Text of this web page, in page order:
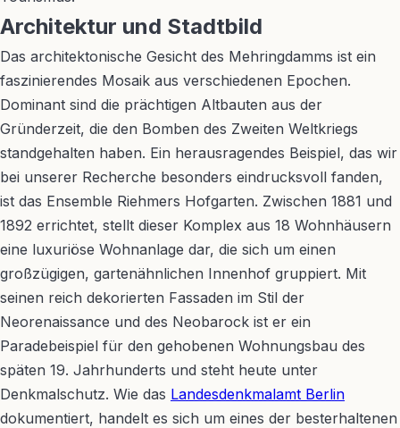
Architektur und Stadtbild
Das architektonische Gesicht des Mehringdamms ist ein
faszinierendes Mosaik aus verschiedenen Epochen.
Dominant sind die prächtigen Altbauten aus der
Gründerzeit, die den Bomben des Zweiten Weltkriegs
standgehalten haben. Ein herausragendes Beispiel, das wir
bei unserer Recherche besonders eindrucksvoll fanden,
ist das Ensemble Riehmers Hofgarten. Zwischen 1881 und
1892 errichtet, stellt dieser Komplex aus 18 Wohnhäusern
eine luxuriöse Wohnanlage dar, die sich um einen
großzügigen, gartenähnlichen Innenhof gruppiert. Mit
seinen reich dekorierten Fassaden im Stil der
Neorenaissance und des Neobarock ist er ein
Paradebeispiel für den gehobenen Wohnungsbau des
späten 19. Jahrhunderts und steht heute unter
Denkmalschutz. Wie das Landesdenkmalamt Berlin
dokumentiert, handelt es sich um eines der besterhaltenen